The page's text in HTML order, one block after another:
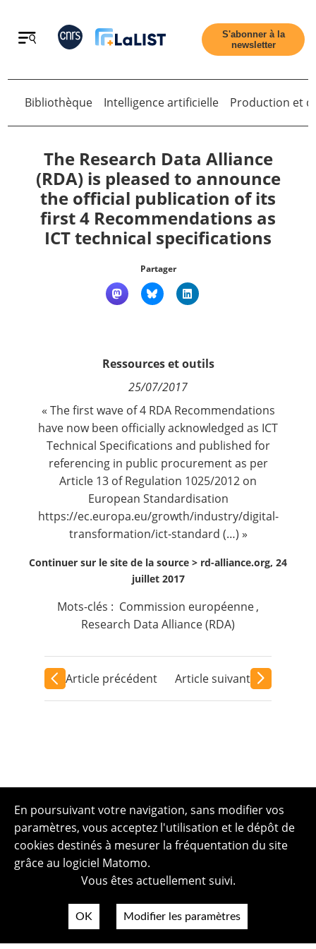
Retour
Accueil
Tous les articles
Qui sommes nous ?
S'abonner à la
newsletter
Retour
Bibliothèque Intelligence artificielle Production et
The Research Data Alliance
(RDA) is pleased to announce
the official publication of its
first 4 Recommendations as
ICT technical specifications
Partager
Ressources et outils
25/07/2017
« The first wave of 4 RDA Recommendations
have now been officially acknowledged as ICT
Technical Specifications and published for
referencing in public procurement as per
Article 13 ofRegulation 1025/2012 on
European Standardisation
https://ec.europa.eu/growth/industry/digital-
transformation/ict-standard (…) »
Continuer sur le site de la source > rd-alliance.org, 24
juillet 2017
Mots-clés : Commission européenne ,
Research Data Alliance (RDA)
Article précédent Article suivant
En poursuivant votre navigation, sans modifier vos
paramètres, vous acceptez l'utilisation et le dépôt de
cookies destinés à mesurer la fréquentation du site
grâce au logiciel Matomo.
Vous êtes actuellement suivi.
OK Modifier les paramètres